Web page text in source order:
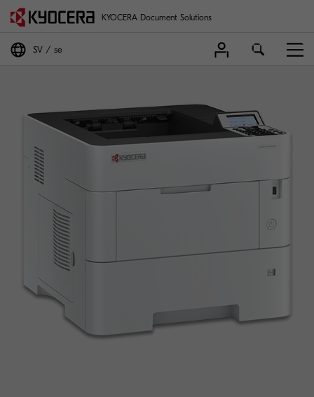
KYOCERA Document Solutions
SV se